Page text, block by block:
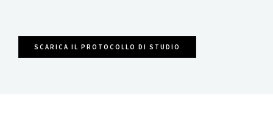
SCARICA IL PROTOCOLLO DI STUDIO